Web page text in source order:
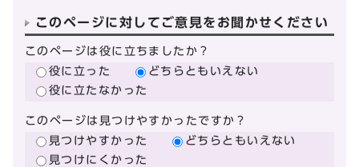
このページに対してご意見をお聞かせください
このページは役に立ちましたか？
役に立った
どちらともいえない
役に立たなかった
このページは見つけやすかったですか？
見つけやすかった
どちらともいえない
見つけにくかった